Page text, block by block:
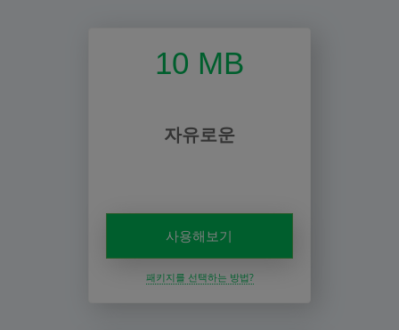
10 MB
자유로운
사용해보기
패키지를 선택하는 방법?